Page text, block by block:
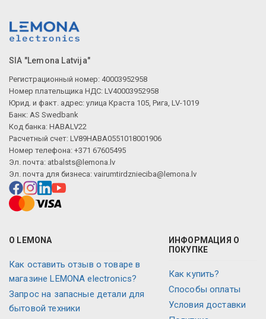
SIA "Lemona Latvija"
Регистрационный номер: 40003952958
Номер плательщика НДС: LV40003952958
Юрид. и факт. адрес: улица Краста 105, Рига, LV-1019
Банк: AS Swedbank
Код банка: HABALV22
Расчетный счет: LV89HABA0551018001906
Номер телефона: +371 67605495
Эл. почта: atbalsts@lemona.lv
Эл. почта для бизнеса: vairumtirdznieciba@lemona.lv
О LEMONA
Как оставить отзыв о товаре в
магазине LEMONA electronics?
Запрос на запасные детали для
бытовой техники
ИНФОРМАЦИЯ О
ПОКУПКЕ
Как купить?
Способы оплаты
Условия доставки